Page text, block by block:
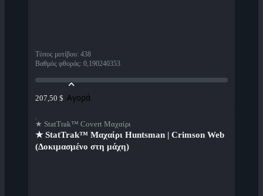
Τύπος μοτίβου: 438
Βαθμός φθοράς: 0,190240353
207,50 $ Αγορά
★ StatTrak™ Covert Μαχαίρι
★ StatTrak™ Μαχαίρι Huntsman | Crimson Web
(Δοκιμασμένο στη μάχη)